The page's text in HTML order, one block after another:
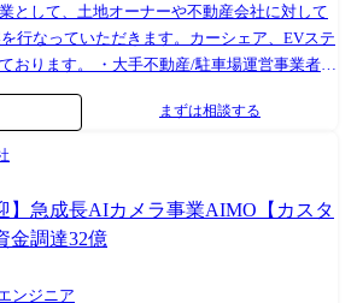
として、土地オーナーや不動産会社に対して
を行なっていただきます。カーシェア、EVステ
産/駐車場運営事業者、
への新規営業・提案活動 ・顧客ごとの課題ヒ
のご提案 ・商談～導入までのフロー管理 ※当
まずは相談する
】急成長AIカメラ事業AIMO【カスタ
金調達32億
ンジニア